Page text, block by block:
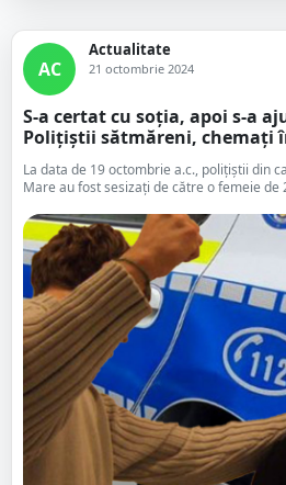
AC
Actualitate
21 octombrie 2024
S-a certat cu soția, apoi s-a
Polițiștii sătmăreni, chemați
La data de 19 octombrie a.c., polițiștii din
Mare au fost sesizați de către o femeie de